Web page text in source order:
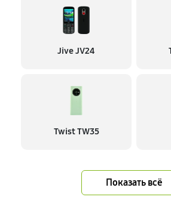
Jive JV24
Twist TW35
Показать всё